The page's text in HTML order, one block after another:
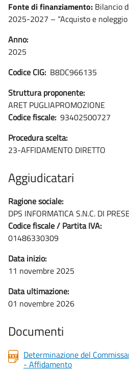
Fonte di finanziamento: Bilancio
2025-2027 – “Acquisto e
Anno:
2025
Codice CIG: B8DC966135
Struttura proponente:
ARET PUGLIAPROMOZIONE
Codice fiscale: 93402500727
Procedura scelta:
23-AFFIDAMENTO DIRETTO
Aggiudicatari
Ragione sociale:
DPS INFORMATICA S.N.C. DI
Codice fiscale / Partita IVA:
01486330309
Data inizio:
11 novembre 2025
Data ultimazione:
01 novembre 2026
Documenti
Determinazione del
- Affidamento